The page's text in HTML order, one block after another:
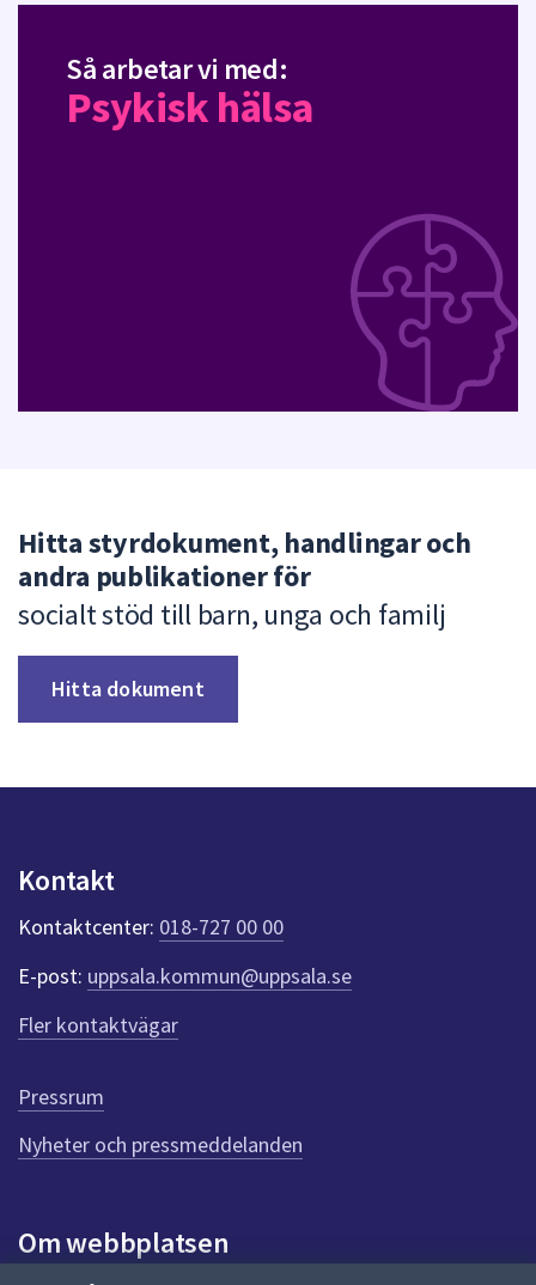
Så arbetar vi med:
Psykisk hälsa
Hitta styrdokument, handlingar och
andra publikationer för
socialt stöd till barn, unga och familj
Hitta dokument
Kontakt
Kontaktcenter: 018-727 00 00
E-post: uppsala.kommun@uppsala.se
Fler kontaktvägar
Pressrum
Nyheter och pressmeddelanden
Om webbplatsen